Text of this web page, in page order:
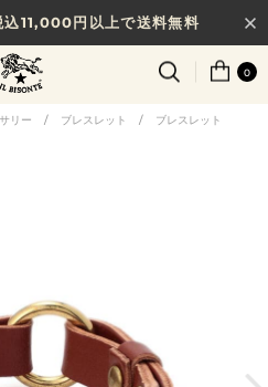
11,000円以上で送料無料
べる、新しいギフトガイド
LEATHER
0
リー / ブレスレット / ブレスレット